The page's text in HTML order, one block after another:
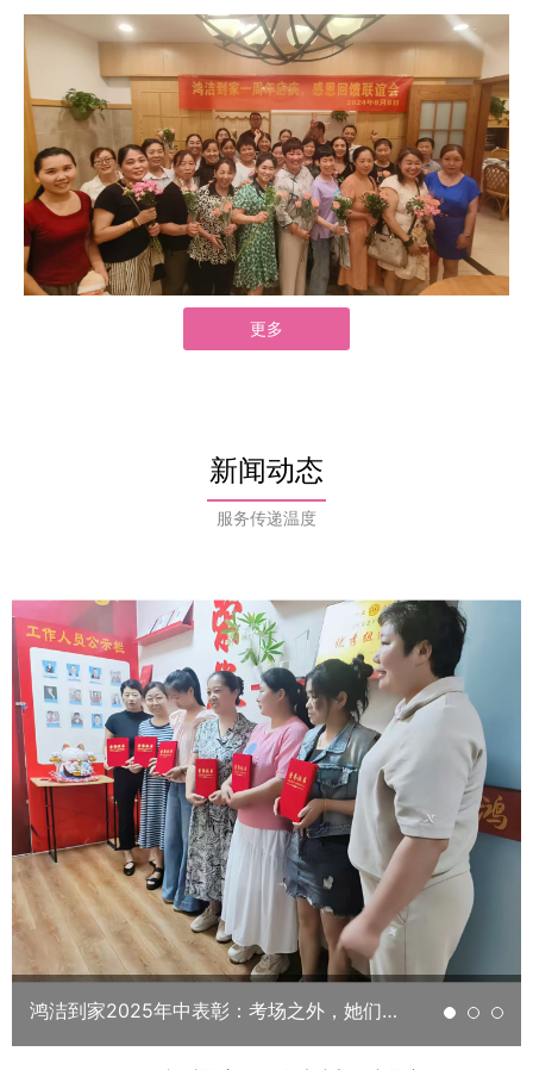
更多
新闻动态
服务传递温度
鸿洁到家2025年中表彰：考场之外，她们同样交出满分答卷！